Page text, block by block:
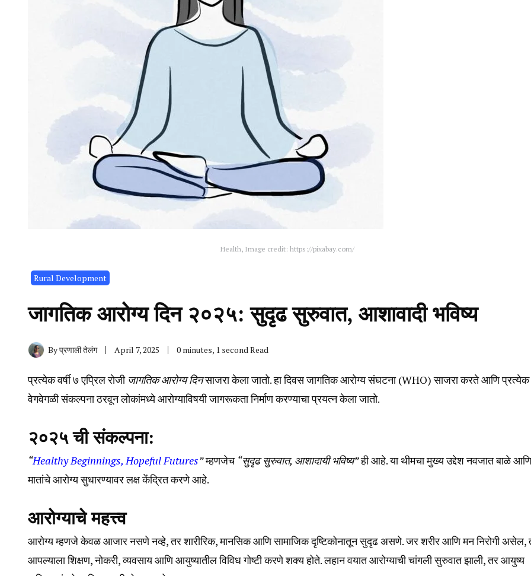
Health, Image credit: https://pixabay.com/
Rural Development
जागतिक आरोग्य दिन २०२५: सुदृढ सुरुवात, आशावादी भविष्य
Byप्रणाली तेलंग April 7, 2025 0 minutes, 1 second Read
प्रत्येक वर्षी ७ एप्रिल रोजी जागतिक आरोग्य दिनसाजरा केला जातो. हा दिवस जागतिक आरोग्य संघटना (WHO) साजरा करते आणि प्रत्येक
वेगवेगळी संकल्पना ठरवून लोकांमध्ये आरोग्याविषयी जागरूकता निर्माण करण्याचा प्रयत्न केला जातो.
२०२५ ची संकल्पना:
“Healthy Beginnings, Hopeful Futures”म्हणजेच “सुदृढ सुरुवात, आशादायी भविष्य”ही आहे. या थीमचा मुख्य उद्देश नवजात बाळे आणि
मातांचे आरोग्य सुधारण्यावर लक्ष केंद्रित करणे आहे.
आरोग्याचे महत्त्व
आरोग्य म्हणजे केवळ आजार नसणे नव्हे, तर शारीरिक, मानसिक आणि सामाजिक दृष्टिकोनातून सुदृढ असणे. जर शरीर आणि मन निरोगी असेल,
आपल्याला शिक्षण, नोकरी, व्यवसाय आणि आयुष्यातील विविध गोष्टी करणे शक्य होते. लहान वयात आरोग्याची चांगली सुरुवात झाली, तर आयुष्य